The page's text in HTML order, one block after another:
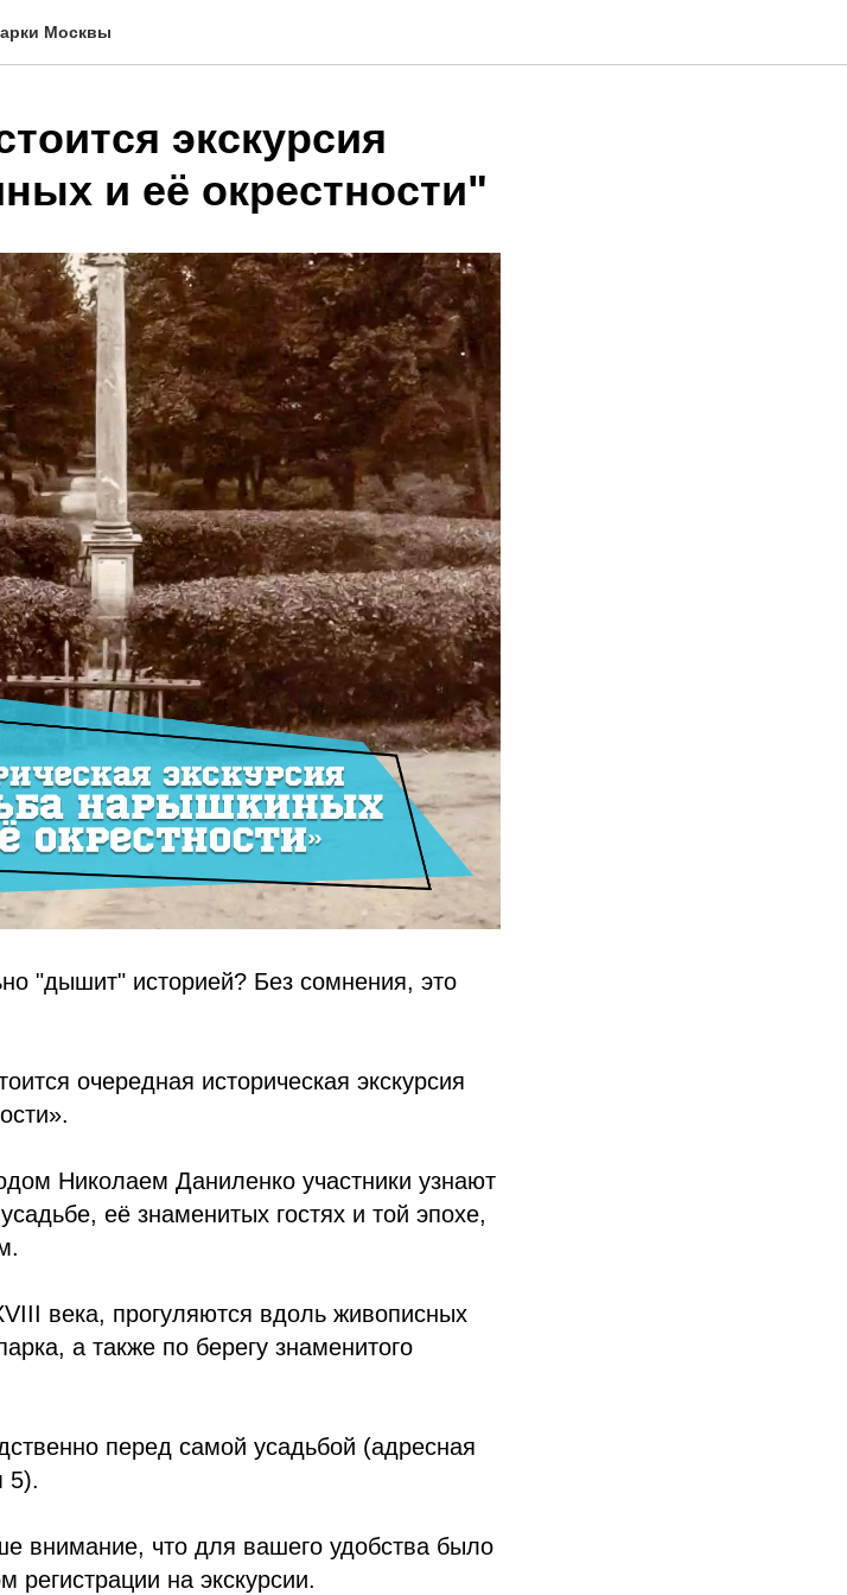
Москвы
экскурсия
и её окрестности"
"дышит" историей? Без сомнения, это
очередная историческая экскурсия
Николаем Даниленко участники узнают
её знаменитых гостях и той эпохе,
века, прогуляются вдоль живописных
а также по берегу знаменитого
перед самой усадьбой (адресная
5).
внимание, что для вашего удобства было
регистрации на экскурсии.